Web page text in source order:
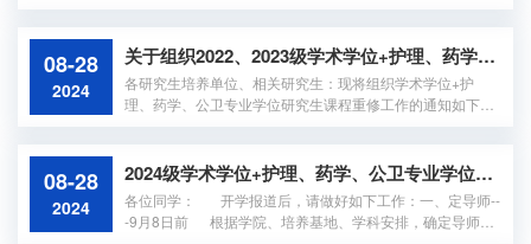
英文文献阅读》2025年1月2日周四上午9:50—11:50《药理
学研究进展》2025年1月3日周五上午8:30-10:30《医学英语
术语学》2025年1月6日周一下午2:30-4:30《医学分子生物
学（含实验）》2025年1月8日周三上午8:30-10:...
08-28
2024
关于组织2022、2023级学术学位+护理、药学、公卫专业学位研究生课程重修工作的通知
各研究生培养单位、相关研究生：现将组织学术学位+护
理、药学、公卫专业学位研究生课程重修工作的通知如下：
位研究生。二、申请流程研究生登录管理信息系统查询课程
成绩，根据20234级学术学位+护理、药学、公卫专业学位研
究生课程表（附件1），申请重修课程后，学院管理老师审
核通过（流程详见附件2）。三、申请时间9...
08-28
2024
2024级学术学位+护理、药学、公卫专业学位研究生、博士研究生开学工作安排
各位同学： 开学报道后，请做好如下工作：一、定导师--
-9月8日前 根据学院、培养基地、学科安排，确定导师。